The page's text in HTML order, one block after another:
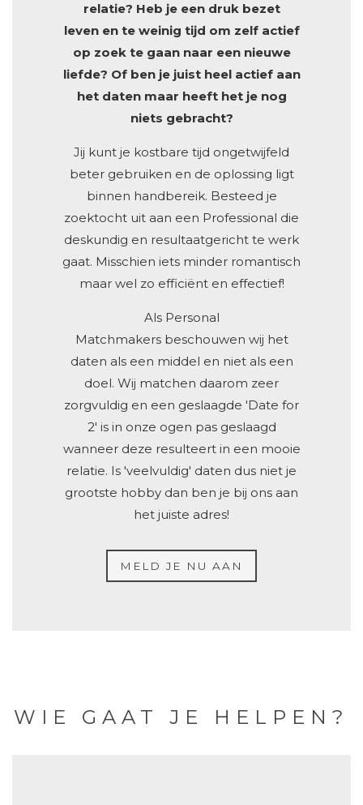
relatie? Heb je een druk bezet
leven en te weinig tijd om zelf actief
op zoek te gaan naar een nieuwe
liefde? Of ben je juist heel actief aan
het daten maar heeft het je nog
niets gebracht?
Jij kunt je kostbare tijd ongetwijfeld
beter gebruiken en de oplossing ligt
binnen handbereik. Besteed je
zoektocht uit aan een Professional die
deskundig en resultaatgericht te werk
gaat. Misschien iets minder romantisch
maar wel zo efficiënt en effectief!
Als Personal
Matchmakers beschouwen wij het
daten als een middel en niet als een
doel. Wij matchen daarom zeer
zorgvuldig en een geslaagde 'Date for
2' is in onze ogen pas geslaagd
wanneer deze resulteert in een mooie
relatie. Is 'veelvuldig' daten dus niet je
grootste hobby dan ben je bij ons aan
het juiste adres!
MELD JE NU AAN
WIE GAAT JE HELPEN?